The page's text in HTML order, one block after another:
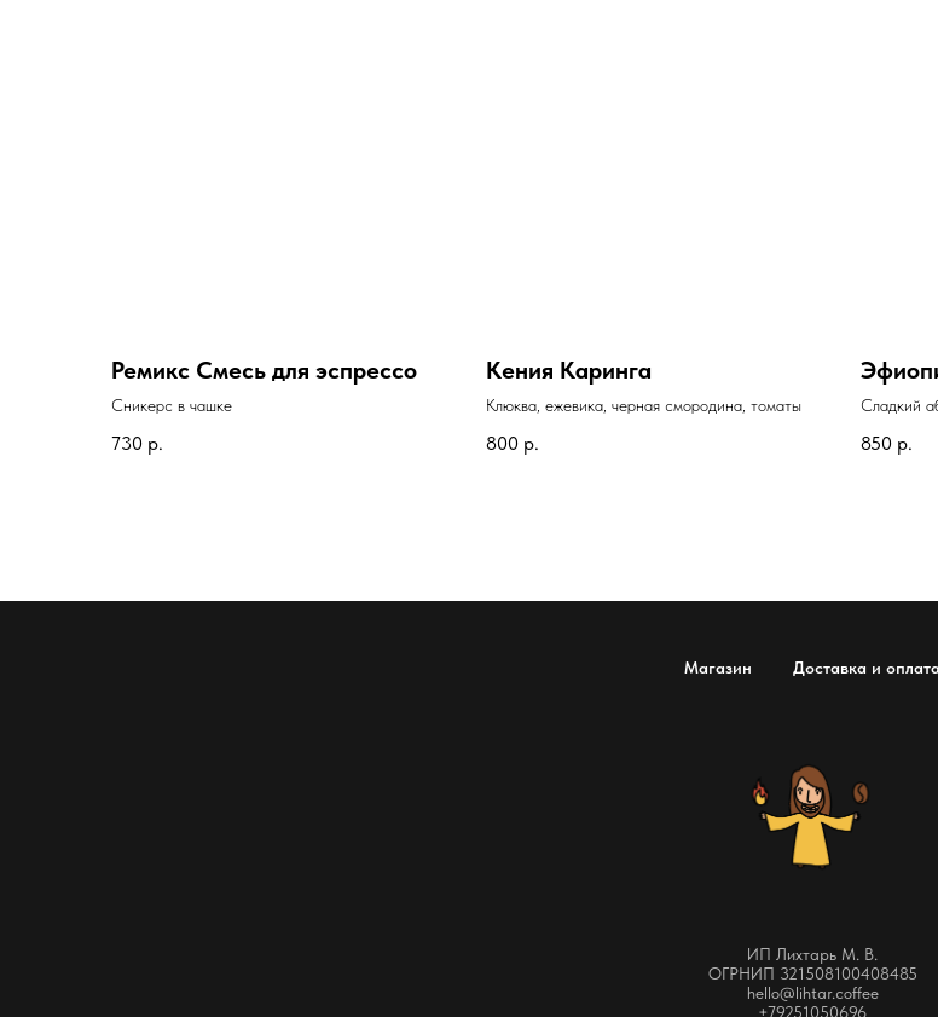
Ремикс Смесь для эспрессо
Сникерс в чашке
730 р.
Кения Каринга
Клюква, ежевика, черная смородина, томаты
800 р.
Сладкий
850 р.
Магазин Доставка и оплата
ИП Лихтарь М. В.
ОГРНИП 321508100408485
hello@lihtar.coffee
+79251050696